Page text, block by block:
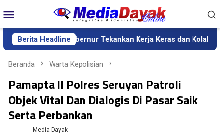
ke
kontenMobile
Berita Headline
Gubernur Tekankan Kerja Keras dan Kolaborasi
Beranda Warta Kepolisian
Pamapta II Polres Seruyan Patroli
Objek Vital Dan Dialogis Di Pasar Saik
Serta Perbankan
Media Dayak